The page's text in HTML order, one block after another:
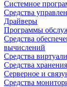
Системное
Средства
Драйверы
Программы
Средства
вычислений
Средства
Средства
Серверное и
Средства